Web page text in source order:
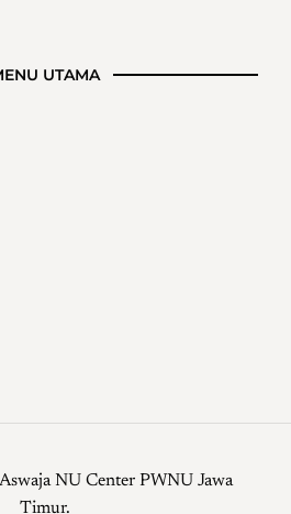
UTAMA
NU Center PWNU Jawa
Timur.